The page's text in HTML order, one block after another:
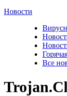
Новости
Все